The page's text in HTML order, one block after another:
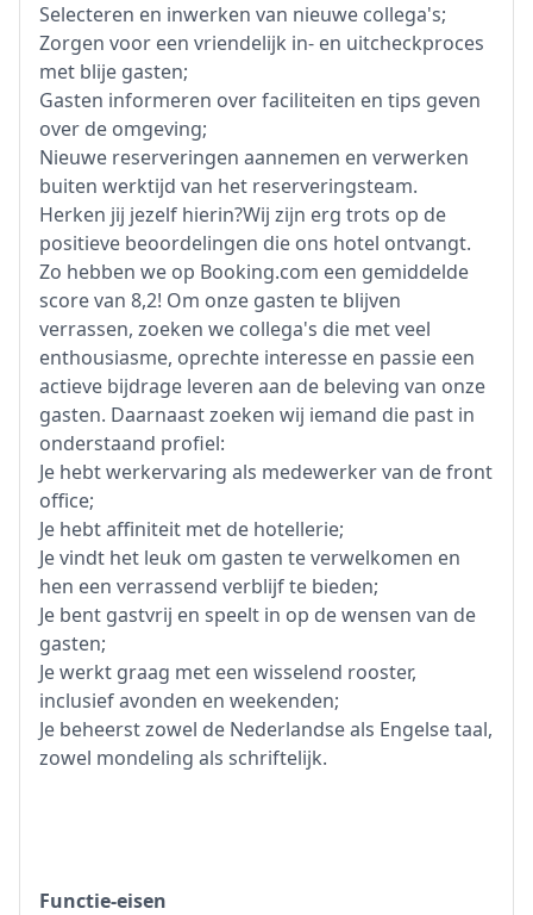
Selecteren en inwerken van nieuwe collega's;
Zorgen voor een vriendelijk in- en uitcheckproces
met blije gasten;
Gasten informeren over faciliteiten en tips geven
over de omgeving;
Nieuwe reserveringen aannemen en verwerken
buiten werktijd van het reserveringsteam.
Herken jij jezelf hierin?Wij zijn erg trots op de
positieve beoordelingen die ons hotel ontvangt.
Zo hebben we op Booking.com een gemiddelde
score van 8,2! Om onze gasten te blijven
verrassen, zoeken we collega's die met veel
enthousiasme, oprechte interesse en passie een
actieve bijdrage leveren aan de beleving van onze
gasten. Daarnaast zoeken wij iemand die past in
onderstaand profiel:
Je hebt werkervaring als medewerker van de front
office;
Je hebt affiniteit met de hotellerie;
Je vindt het leuk om gasten te verwelkomen en
hen een verrassend verblijf te bieden;
Je bent gastvrij en speelt in op de wensen van de
gasten;
Je werkt graag met een wisselend rooster,
inclusief avonden en weekenden;
Je beheerst zowel de Nederlandse als Engelse taal,
zowel mondeling als schriftelijk.
Functie-eisen